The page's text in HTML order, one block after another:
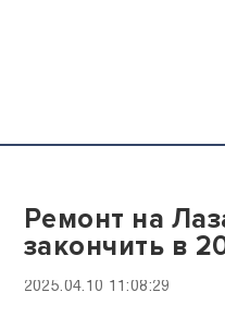
Ремонт на
закончить в
2025.04.10 11:08:29